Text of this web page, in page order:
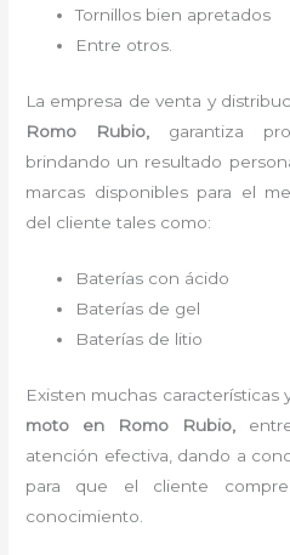
Tornillos bien apretados
Entre otros.
La empresa de venta y
Romo Rubio, garantiza
brindando un resultado
marcas disponibles para el
del cliente tales como:
Baterías con ácido
Baterías de gel
Baterías de litio
Existen muchas características
moto en Romo Rubio,
atención efectiva, dando a
para que el cliente
conocimiento.